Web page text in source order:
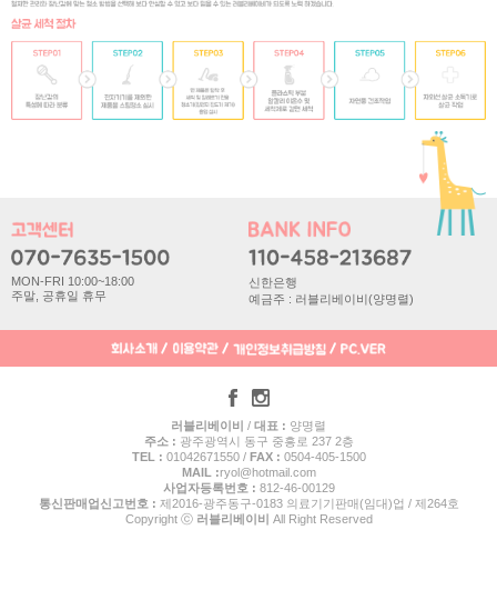
MON-FRI 10:00~18:00
주말, 공휴일 휴무
신한은행
예금주 : 러블리베이비(양명렬)
러블리베이비 / 대표 : 양명렬
주소 : 광주광역시 동구 중흥로 237 2층
TEL : 01042671550 / FAX : 0504-405-1500
MAIL :ryol@hotmail.com
사업자등록번호 : 812-46-00129
통신판매업신고번호 : 제2016-광주동구-0183 의료기기판매(임대)업 / 제264호
Copyright ⓒ 러블리베이비 All Right Reserved